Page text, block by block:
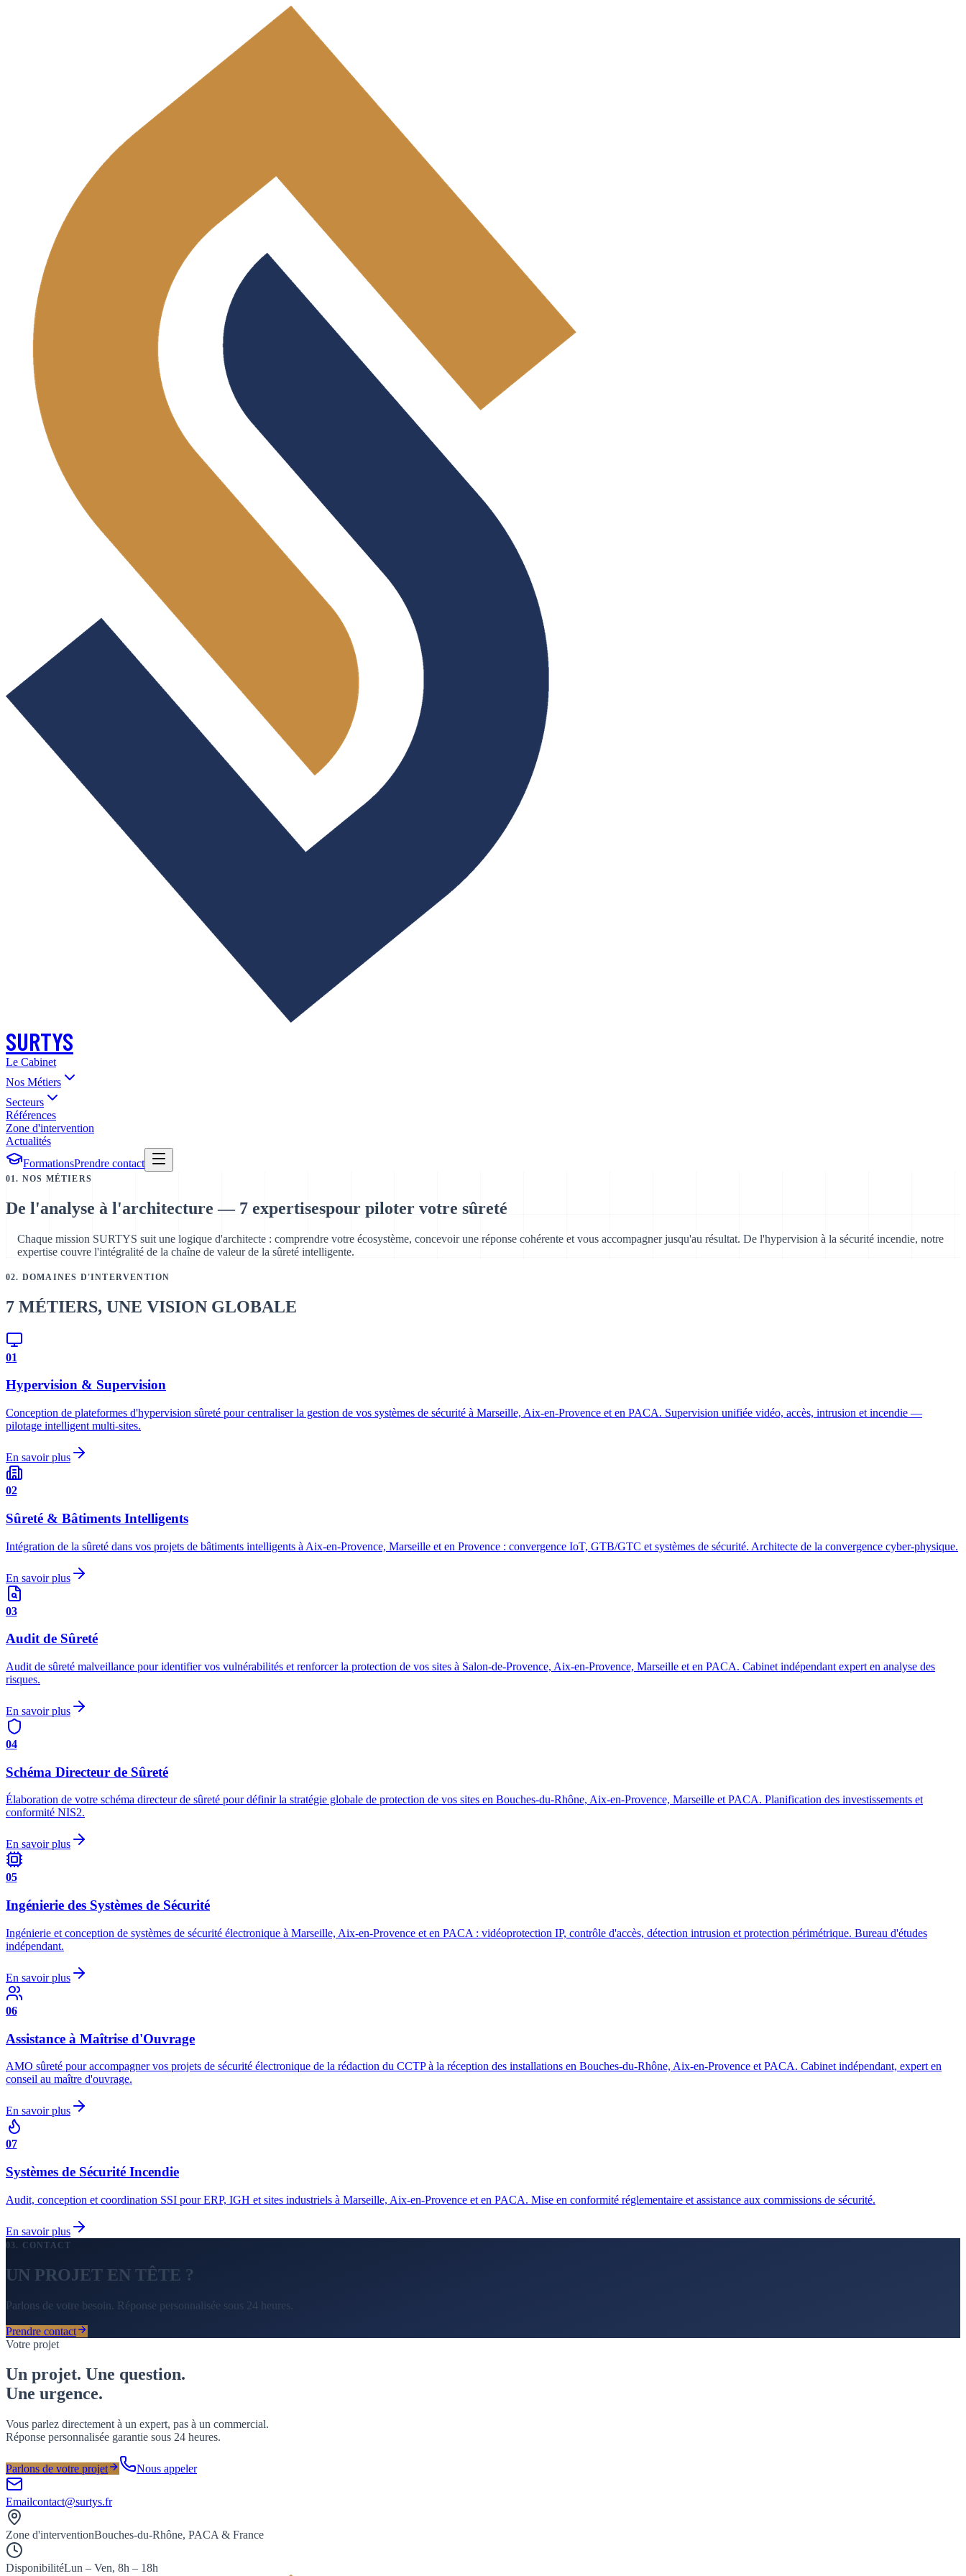
SURTYS
Le Cabinet
Nos Métiers
Secteurs
Références
Zone d'intervention
Actualités
FormationsPrendre contact
01. NOS MÉTIERS
De l'analyse à l'architecture — 7 expertisespour piloter votre sûreté
Chaque mission SURTYS suit une logique d'architecte : comprendre votre écosystème, concevoir une réponse cohérente et vous accompagner jusqu'au résultat. De l'hypervision à la sécurité incendie, notre
expertise couvre l'intégralité de la chaîne de valeur de la sûreté intelligente.
02. DOMAINES D'INTERVENTION
7 MÉTIERS, UNE VISION GLOBALE
01
Hypervision & Supervision
Conception de plateformes d'hypervision sûreté pour centraliser la gestion de vos systèmes de sécurité à Marseille, Aix-en-Provence et en PACA. Supervision unifiée vidéo, accès, intrusion et incendie —
pilotage intelligent multi-sites.
En savoir plus
02
Sûreté & Bâtiments Intelligents
Intégration de la sûreté dans vos projets de bâtiments intelligents à Aix-en-Provence, Marseille et en Provence : convergence IoT, GTB/GTC et systèmes de sécurité. Architecte de la convergence cyber-physique.
En savoir plus
03
Audit de Sûreté
Audit de sûreté malveillance pour identifier vos vulnérabilités et renforcer la protection de vos sites à Salon-de-Provence, Aix-en-Provence, Marseille et en PACA. Cabinet indépendant expert en analyse des
risques.
En savoir plus
04
Schéma Directeur de Sûreté
Élaboration de votre schéma directeur de sûreté pour définir la stratégie globale de protection de vos sites en Bouches-du-Rhône, Aix-en-Provence, Marseille et PACA. Planification des investissements et
conformité NIS2.
En savoir plus
05
Ingénierie des Systèmes de Sécurité
Ingénierie et conception de systèmes de sécurité électronique à Marseille, Aix-en-Provence et en PACA : vidéoprotection IP, contrôle d'accès, détection intrusion et protection périmétrique. Bureau d'études
indépendant.
En savoir plus
06
Assistance à Maîtrise d'Ouvrage
AMO sûreté pour accompagner vos projets de sécurité électronique de la rédaction du CCTP à la réception des installations en Bouches-du-Rhône, Aix-en-Provence et PACA. Cabinet indépendant, expert en
conseil au maître d'ouvrage.
En savoir plus
07
Systèmes de Sécurité Incendie
Audit, conception et coordination SSI pour ERP, IGH et sites industriels à Marseille, Aix-en-Provence et en PACA. Mise en conformité réglementaire et assistance aux commissions de sécurité.
En savoir plus
03. CONTACT
UN PROJET EN TÊTE ?
Parlons de votre besoin. Réponse personnalisée sous 24 heures.
Prendre contact
Votre projet
Un projet. Une question.
Une urgence.
Vous parlez directement à un expert, pas à un commercial.
Réponse personnalisée garantie sous 24 heures.
Parlons de votre projet Nous appeler
Emailcontact@surtys.fr
Zone d'interventionBouches-du-Rhône, PACA & France
DisponibilitéLun – Ven, 8h – 18h